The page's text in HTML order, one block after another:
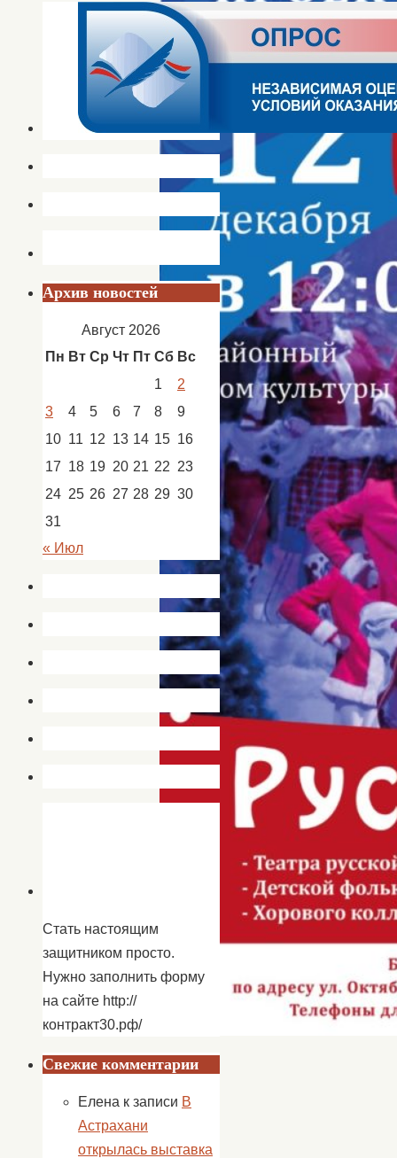
«
го
Архив новостей
Август 2026
Пн Вт Ср Чт Пт Сб Вс
1
2
3
4 5 6 7 8
9
10 11 12 13 14 15 16
17 18 19 20 21 22 23
24 25 26 27 28 29 30
31
« Июл
Стать настоящим
защитником просто.
Нужно заполнить форму
на сайте http://
контракт30.рф/
Свежие комментарии
Елена к записи В
Астрахани
открылась выставка